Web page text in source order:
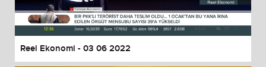
Reel Ekonomi - 03 06 2022